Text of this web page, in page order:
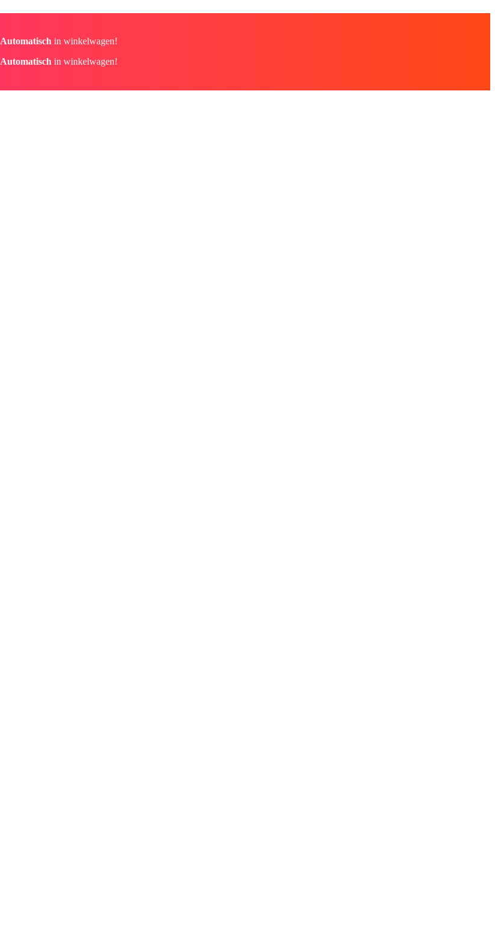
Automatisch in winkelwagen!
Automatisch in winkelwagen!